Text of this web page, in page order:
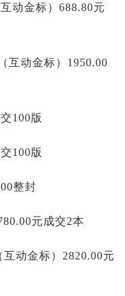
动金标）688.80元
互动金标）1950.00
100版
100版
整封
元成交2本
动金标）2820.00元